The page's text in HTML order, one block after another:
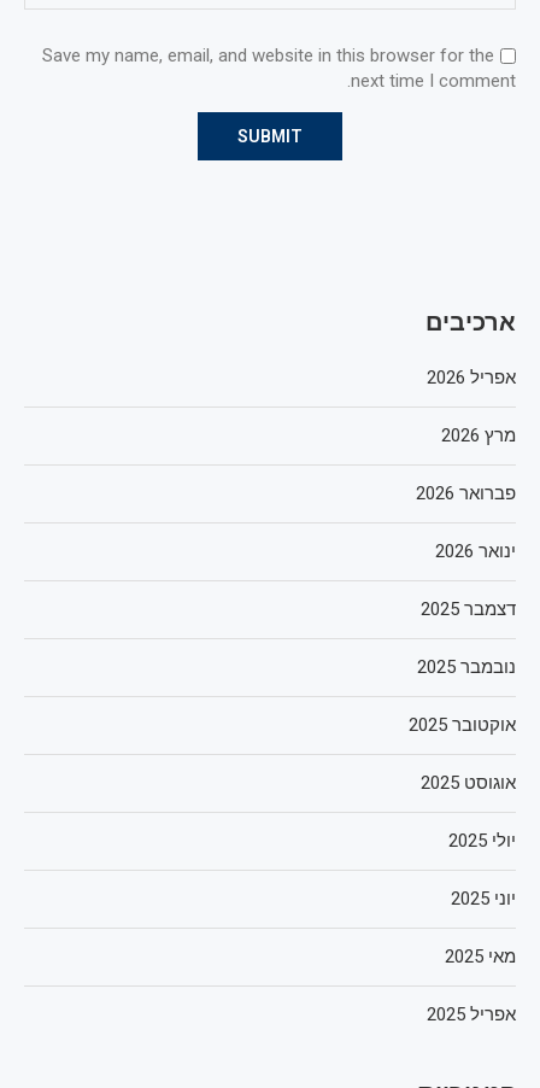
Save my name, email, and website in this browser for the
next time I comment.
ארכיבים
אפריל 2026
מרץ 2026
פברואר 2026
ינואר 2026
דצמבר 2025
נובמבר 2025
אוקטובר 2025
אוגוסט 2025
יולי 2025
יוני 2025
מאי 2025
אפריל 2025